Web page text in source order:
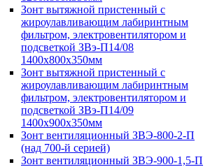
Зонт вытяжной пристенный с
жироулавливающим лабиринтным
фильтром, электровентилятором и
подсветкой ЗВэ-П14/08
1400х800х350мм
Зонт вытяжной пристенный с
жироулавливающим лабиринтным
фильтром, электровентилятором и
подсветкой ЗВэ-П14/09
1400х900х350мм
Зонт вентиляционный ЗВЭ-800-2-П
(над 700-й серией)
Зонт вентиляционный ЗВЭ-900-1,5-П